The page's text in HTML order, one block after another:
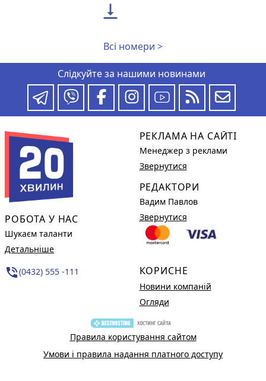

Всі номери >
Слідкуйте за нашими новинами
РОБОТА У НАС
Шукаєм таланти
Детальніше
phone_in_talk(0432) 555 -111
РЕКЛАМА НА САЙТІ
Менеджер з реклами
Звернутися
РЕДАКТОРИ
Вадим Павлов
Звернутися
КОРИСНЕ
Новини компаній
Огляди
Правила користування сайтом
Умови і правила надання платного доступу